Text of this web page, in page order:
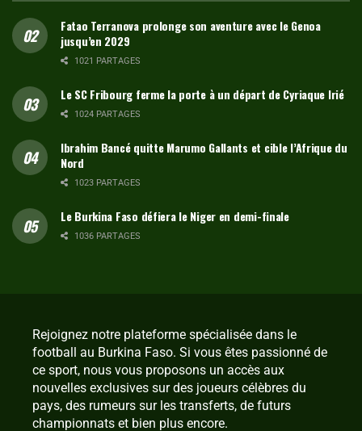
Fatao Terranova prolonge son aventure avec le Genoa
jusqu’en 2029
1021 PARTAGES
Le SC Fribourg ferme la porte à un départ de Cyriaque Irié
1024 PARTAGES
Ibrahim Bancé quitte Marumo Gallants et cible l’Afrique du
Nord
1023 PARTAGES
Le Burkina Faso défiera le Niger en demi-finale
1036 PARTAGES
Rejoignez notre plateforme spécialisée dans le
football au Burkina Faso. Si vous êtes passionné de
ce sport, nous vous proposons un accès aux
nouvelles exclusives sur des joueurs célèbres du
pays, des rumeurs sur les transferts, de futurs
championnats et bien plus encore.